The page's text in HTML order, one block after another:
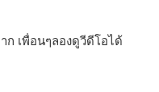
เพื่อนๆลองดูวีดีโอได้